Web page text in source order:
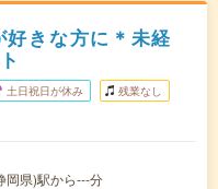
きな方に＊未経
土日祝日が休み 残業なし
岡県)駅から---分